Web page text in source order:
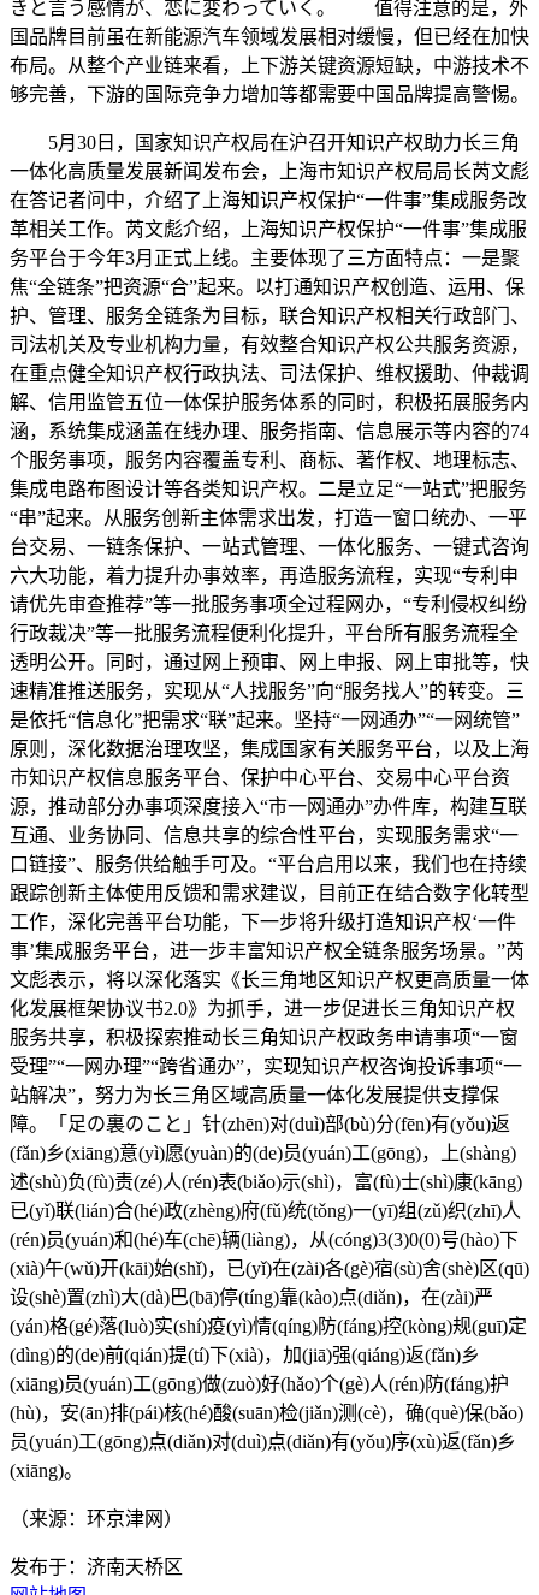
きと言う感情が、恋に変わっていく。 值得注意的是，外
国品牌目前虽在新能源汽车领域发展相对缓慢，但已经在加快
布局。从整个产业链来看，上下游关键资源短缺，中游技术不
够完善，下游的国际竞争力增加等都需要中国品牌提高警惕。
5月30日，国家知识产权局在沪召开知识产权助力长三角
一体化高质量发展新闻发布会，上海市知识产权局局长芮文彪
在答记者问中，介绍了上海知识产权保护“一件事”集成服务改
革相关工作。芮文彪介绍，上海知识产权保护“一件事”集成服
务平台于今年3月正式上线。主要体现了三方面特点：一是聚
焦“全链条”把资源“合”起来。以打通知识产权创造、运用、保
护、管理、服务全链条为目标，联合知识产权相关行政部门、
司法机关及专业机构力量，有效整合知识产权公共服务资源，
在重点健全知识产权行政执法、司法保护、维权援助、仲裁调
解、信用监管五位一体保护服务体系的同时，积极拓展服务内
涵，系统集成涵盖在线办理、服务指南、信息展示等内容的74
个服务事项，服务内容覆盖专利、商标、著作权、地理标志、
集成电路布图设计等各类知识产权。二是立足“一站式”把服务
“串”起来。从服务创新主体需求出发，打造一窗口统办、一平
台交易、一链条保护、一站式管理、一体化服务、一键式咨询
六大功能，着力提升办事效率，再造服务流程，实现“专利申
请优先审查推荐”等一批服务事项全过程网办，“专利侵权纠纷
行政裁决”等一批服务流程便利化提升，平台所有服务流程全
透明公开。同时，通过网上预审、网上申报、网上审批等，快
速精准推送服务，实现从“人找服务”向“服务找人”的转变。三
是依托“信息化”把需求“联”起来。坚持“一网通办”“一网统管”
原则，深化数据治理攻坚，集成国家有关服务平台，以及上海
市知识产权信息服务平台、保护中心平台、交易中心平台资
源，推动部分办事项深度接入“市一网通办”办件库，构建互联
互通、业务协同、信息共享的综合性平台，实现服务需求“一
口链接”、服务供给触手可及。“平台启用以来，我们也在持续
跟踪创新主体使用反馈和需求建议，目前正在结合数字化转型
工作，深化完善平台功能，下一步将升级打造知识产权‘一件
事’集成服务平台，进一步丰富知识产权全链条服务场景。”芮
文彪表示，将以深化落实《长三角地区知识产权更高质量一体
化发展框架协议书2.0》为抓手，进一步促进长三角知识产权
服务共享，积极探索推动长三角知识产权政务申请事项“一窗
受理”“一网办理”“跨省通办”，实现知识产权咨询投诉事项“一
站解决”，努力为长三角区域高质量一体化发展提供支撑保
障。「足の裏のこと」针(zhēn)对(duì)部(bù)分(fēn)有(yǒu)返
(fǎn)乡(xiāng)意(yì)愿(yuàn)的(de)员(yuán)工(gōng)，上(shàng)
述(shù)负(fù)责(zé)人(rén)表(biǎo)示(shì)，富(fù)士(shì)康(kāng)
已(yǐ)联(lián)合(hé)政(zhèng)府(fǔ)统(tǒng)一(yī)组(zǔ)织(zhī)人
(rén)员(yuán)和(hé)车(chē)辆(liàng)，从(cóng)3(3)0(0)号(hào)下
(xià)午(wǔ)开(kāi)始(shǐ)，已(yǐ)在(zài)各(gè)宿(sù)舍(shè)区(qū)
设(shè)置(zhì)大(dà)巴(bā)停(tíng)靠(kào)点(diǎn)，在(zài)严
(yán)格(gé)落(luò)实(shí)疫(yì)情(qíng)防(fáng)控(kòng)规(guī)定
(dìng)的(de)前(qián)提(tí)下(xià)，加(jiā)强(qiáng)返(fǎn)乡
(xiāng)员(yuán)工(gōng)做(zuò)好(hǎo)个(gè)人(rén)防(fáng)护
(hù)，安(ān)排(pái)核(hé)酸(suān)检(jiǎn)测(cè)，确(què)保(bǎo)
员(yuán)工(gōng)点(diǎn)对(duì)点(diǎn)有(yǒu)序(xù)返(fǎn)乡
(xiāng)。
（来源：环京津网）
发布于：济南天桥区